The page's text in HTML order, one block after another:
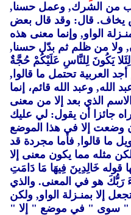
من الشرك, وعمل حسنا,
يخاف. قال: وقد قال بعض
الواو, وإنما معنى هذه
ولا من ظلم ثم بدّل حسنا,
يَكُونَ لِلنَّاسِ عَلَيْكُمْ حُجَّةٌ
العربية تحتمل ما قالوا,
الله, وعبد الله قائم، إنما
الذي بعد إلا من معنى
جائزا أن يقول: لي عليك
وضعت إلا في هذا الموضع
ما قالوا, فأما مجردة قد
مثله مما يكون معنى إلا
قوله خَالِدِينَ فِيهَا مَا دَامَتِ
رَبُّكَ هو في المعنى. والذي
إلا بمنـزلة الواو, ولكن
" سوى " في موضع " إلا "